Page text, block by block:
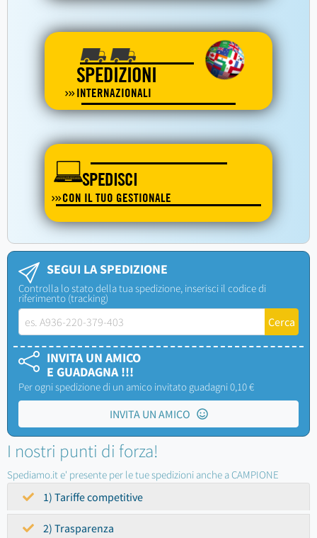
SPEDIZIONI
INTERNAZIONALI
SPEDISCI
CON IL TUO GESTIONALE
SEGUI LA SPEDIZIONE
Controlla lo stato della tua spedizione, inserisci il codice di
riferimento (tracking)
INVITA UN AMICO
E GUADAGNA !!!
Per ogni spedizione di un amico invitato guadagni 0,10 €
INVITA UN AMICO
I nostri punti di forza!
Spediamo.it e' presente per le tue spedizioni anche a CAMPIONE
1) Tariffe competitive
2) Trasparenza